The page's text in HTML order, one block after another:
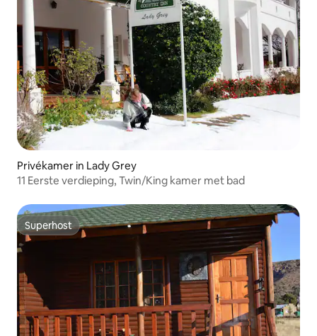
Privékamer in Lady Grey
11 Eerste verdieping, Twin/King kamer met bad
Superhost
Superhost